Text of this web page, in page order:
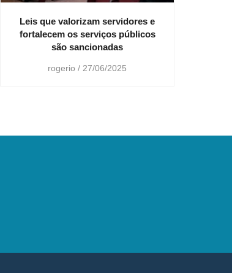
Leis que valorizam servidores e
fortalecem os serviços públicos
são sancionadas
rogerio 27/06/2025